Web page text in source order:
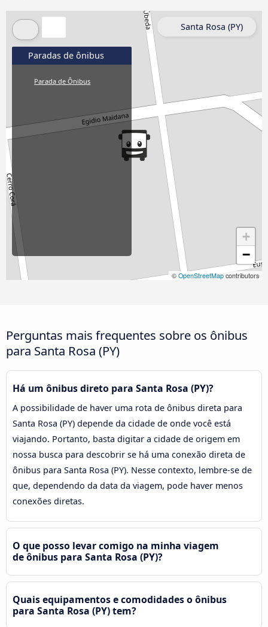
+
−
© OpenStreetMap contributors
Paradas de ônibus
Parada de Ônibus
Santa Rosa (PY)
Perguntas mais frequentes sobre os ônibus
para Santa Rosa (PY)
Há um ônibus direto para Santa Rosa (PY)?
A possibilidade de haver uma rota de ônibus direta para
Santa Rosa (PY) depende da cidade de onde você está
viajando. Portanto, basta digitar a cidade de origem em
nossa busca para descobrir se há uma conexão direta de
ônibus para Santa Rosa (PY). Nesse contexto, lembre-se de
que, dependendo da data da viagem, pode haver menos
conexões diretas.
O que posso levar comigo na minha viagem
de ônibus para Santa Rosa (PY)?
Quais equipamentos e comodidades o ônibus
para Santa Rosa (PY) tem?